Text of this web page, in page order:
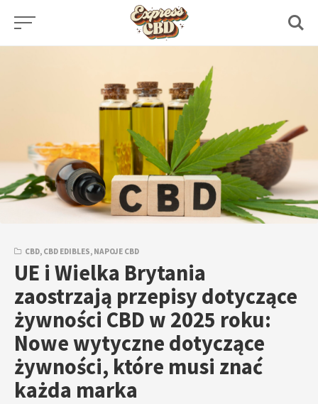
Skip
CBD, CBD EDIBLES, NAPOJE CBD
UE i Wielka Brytania
zaostrzają przepisy dotyczące
żywności CBD w 2025 roku:
Nowe wytyczne dotyczące
żywności, które musi znać
każda marka